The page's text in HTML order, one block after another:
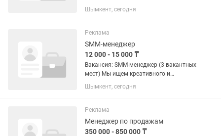
менеджер по обработке заявок керек.
Мақсат: /Instagram/TikTok арқылы
Bitrix24-та дұрыс жүргізіп,...
Шымкент, сегодня
Реклама
SMM-менеджер
12 000 - 15 000 ₸
Вакансия: SMM-менеджер (3 вакантных
мест) Мы ищем креативного и
активного SMM-менеджера, который
умеет привлекать внимание и
🚀 📍 Обязанности: •Ведение и
развитие...
Шымкент, сегодня
Реклама
Менеджер по продажам
350 000 - 850 000 ₸